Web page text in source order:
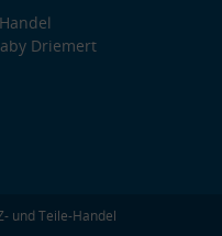
Driemert
und Teile-Handel